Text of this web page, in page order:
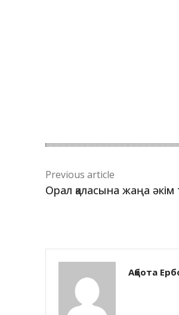
Previous article
Орал қаласына жаңа
Ақбота